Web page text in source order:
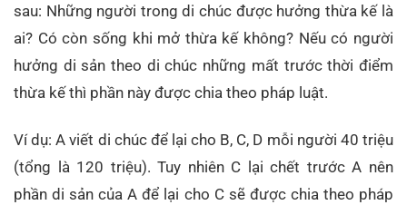
sau: Những người trong di chúc được hưởng thừa kế là
ai? Có còn sống khi mở thừa kế không? Nếu có người
hưởng di sản theo di chúc những mất trước thời điểm
thừa kế thì phần này được chia theo pháp luật.
Ví dụ: A viết di chúc để lại cho B, C, D mỗi người 40 triệu
(tổng là 120 triệu). Tuy nhiên C lại chết trước A nên
phần di sản của A để lại cho C sẽ được chia theo pháp